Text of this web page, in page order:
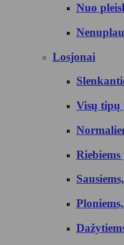
Nuo
Losjonai
Visų tipų